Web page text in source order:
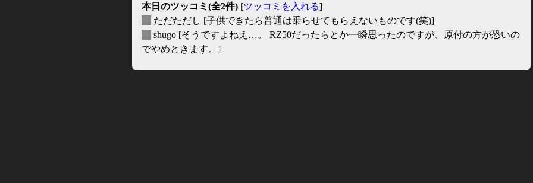
本日のツッコミ(全2件) [ツッコミを入れる]
ただただし [子供できたら普通は乗らせてもらえないものです(笑)]
shugo [そうですよねえ…。 RZ50だったらとか一瞬思ったのですが、原付の方が恐いの
でやめときます。]